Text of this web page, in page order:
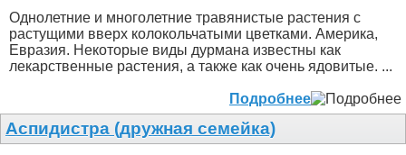
Однолетние и многолетние травянистые растения с
растущими вверх колокольчатыми цветками. Америка,
Евразия. Некоторые виды дурмана известны как
лекарственные растения, а также как очень ядовитые. ...
Подробнее
Аспидистра (дружная семейка)